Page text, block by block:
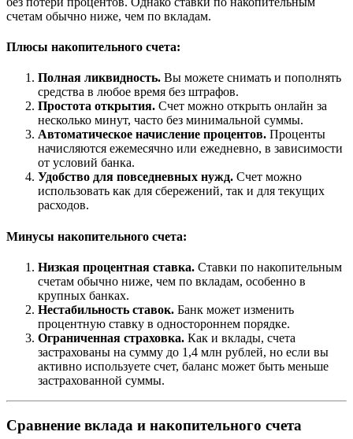
счетам обычно ниже, чем по вкладам.
Плюсы накопительного счета:
Полная ликвидность. Вы можете снимать и пополнять
средства в любое время без штрафов.
Простота открытия. Счет можно открыть онлайн за
несколько минут, часто без минимальной суммы.
Автоматическое начисление процентов. Проценты
начисляются ежемесячно или ежедневно, в зависимости
от условий банка.
Удобство для повседневных нужд. Счет можно
использовать как для сбережений, так и для текущих
расходов.
Минусы накопительного счета:
Низкая процентная ставка. Ставки по накопительным
счетам обычно ниже, чем по вкладам, особенно в
крупных банках.
Нестабильность ставок. Банк может изменить
процентную ставку в одностороннем порядке.
Ограниченная страховка. Как и вклады, счета
застрахованы на сумму до 1,4 млн рублей, но если вы
активно используете счет, баланс может быть меньше
застрахованной суммы.
Сравнение вклада и накопительного счета